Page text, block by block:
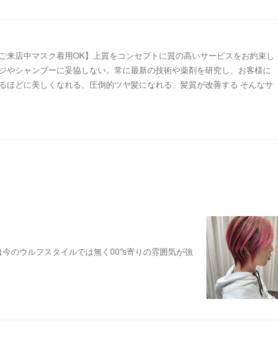
店中マスク着用OK】上質をコンセプトに質の高いサービスをお約束し
やシャンプーに妥協しない。常に最新の技術や薬剤を研究し、お客様に
ほどに美しくなれる、圧倒的ツヤ髪になれる、髪質が改善する そんなサ
のウルフスタイルでは無く00''s寄りの雰囲気が強